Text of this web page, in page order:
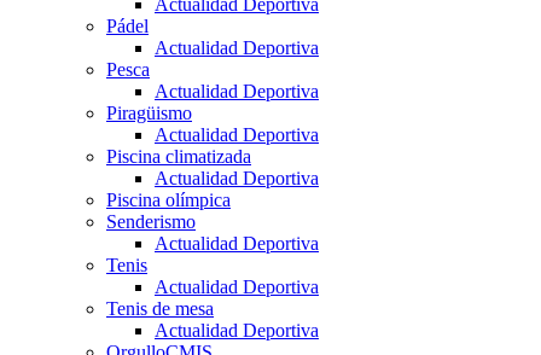
Pádel
Actualidad Deportiva
Pesca
Actualidad Deportiva
Piragüismo
Actualidad Deportiva
Piscina climatizada
Actualidad Deportiva
Piscina olímpica
Senderismo
Actualidad Deportiva
Tenis
Actualidad Deportiva
Tenis de mesa
Actualidad Deportiva